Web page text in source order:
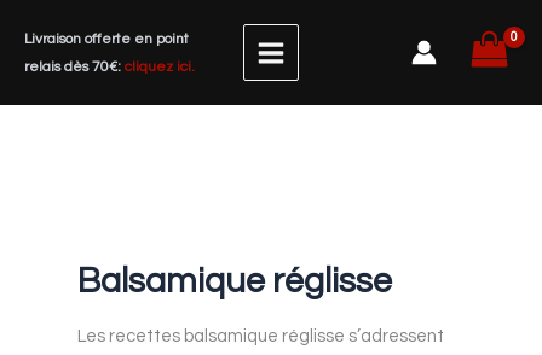
contenu
Livraison offerte en point
relais dès 70€: cliquez ici.
Balsamique réglisse
Les recettes balsamique réglisse s’adressent